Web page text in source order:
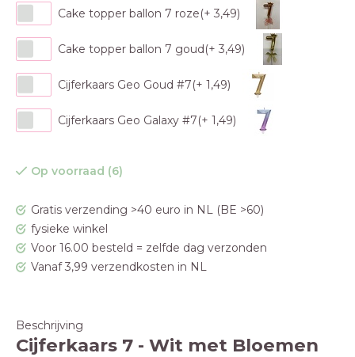
Cake topper ballon 7 roze(+ 3,49)
Cake topper ballon 7 goud(+ 3,49)
Cijferkaars Geo Goud #7(+ 1,49)
Cijferkaars Geo Galaxy #7(+ 1,49)
Op voorraad (6)
Gratis verzending >40 euro in NL (BE >60)
fysieke winkel
Voor 16.00 besteld = zelfde dag verzonden
Vanaf 3,99 verzendkosten in NL
Beschrijving
Cijferkaars 7 - Wit met Bloemen